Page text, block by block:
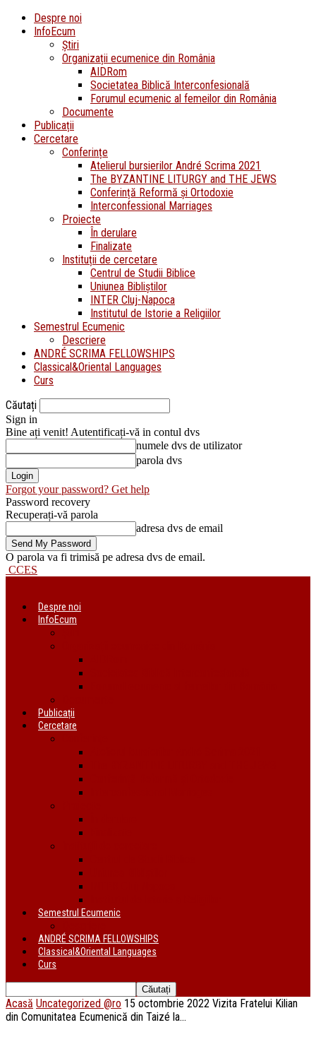
Despre noi
InfoEcum
Știri
Organizații ecumenice din România
AIDRom
Societatea Biblică Interconfesională
Forumul ecumenic al femeilor din România
Documente
Publicații
Cercetare
Conferințe
Atelierul bursierilor André Scrima 2021
The BYZANTINE LITURGY and THE JEWS
Conferință Reformă și Ortodoxie
Interconfessional Marriages
Proiecte
În derulare
Finalizate
Instituții de cercetare
Centrul de Studii Biblice
Uniunea Bibliștilor
INTER Cluj-Napoca
Institutul de Istorie a Religiilor
Semestrul Ecumenic
Descriere
ANDRÉ SCRIMA FELLOWSHIPS
Classical&Oriental Languages
Curs
Căutați
Sign in
Bine ați venit! Autentificați-vă in contul dvs
numele dvs de utilizator
parola dvs
Forgot your password? Get help
Password recovery
Recuperați-vă parola
adresa dvs de email
O parola va fi trimisă pe adresa dvs de email.
CCES
Despre noi
InfoEcum
Publicații
Cercetare
Semestrul Ecumenic
ANDRÉ SCRIMA FELLOWSHIPS
Classical&Oriental Languages
Curs
Acasă Uncategorized @ro 15 octombrie 2022 Vizita Fratelui Kilian
din Comunitatea Ecumenică din Taizé la...